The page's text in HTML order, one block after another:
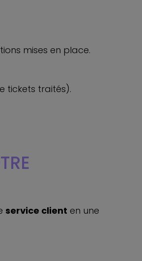
mises en place.
tickets traités).
service client en une